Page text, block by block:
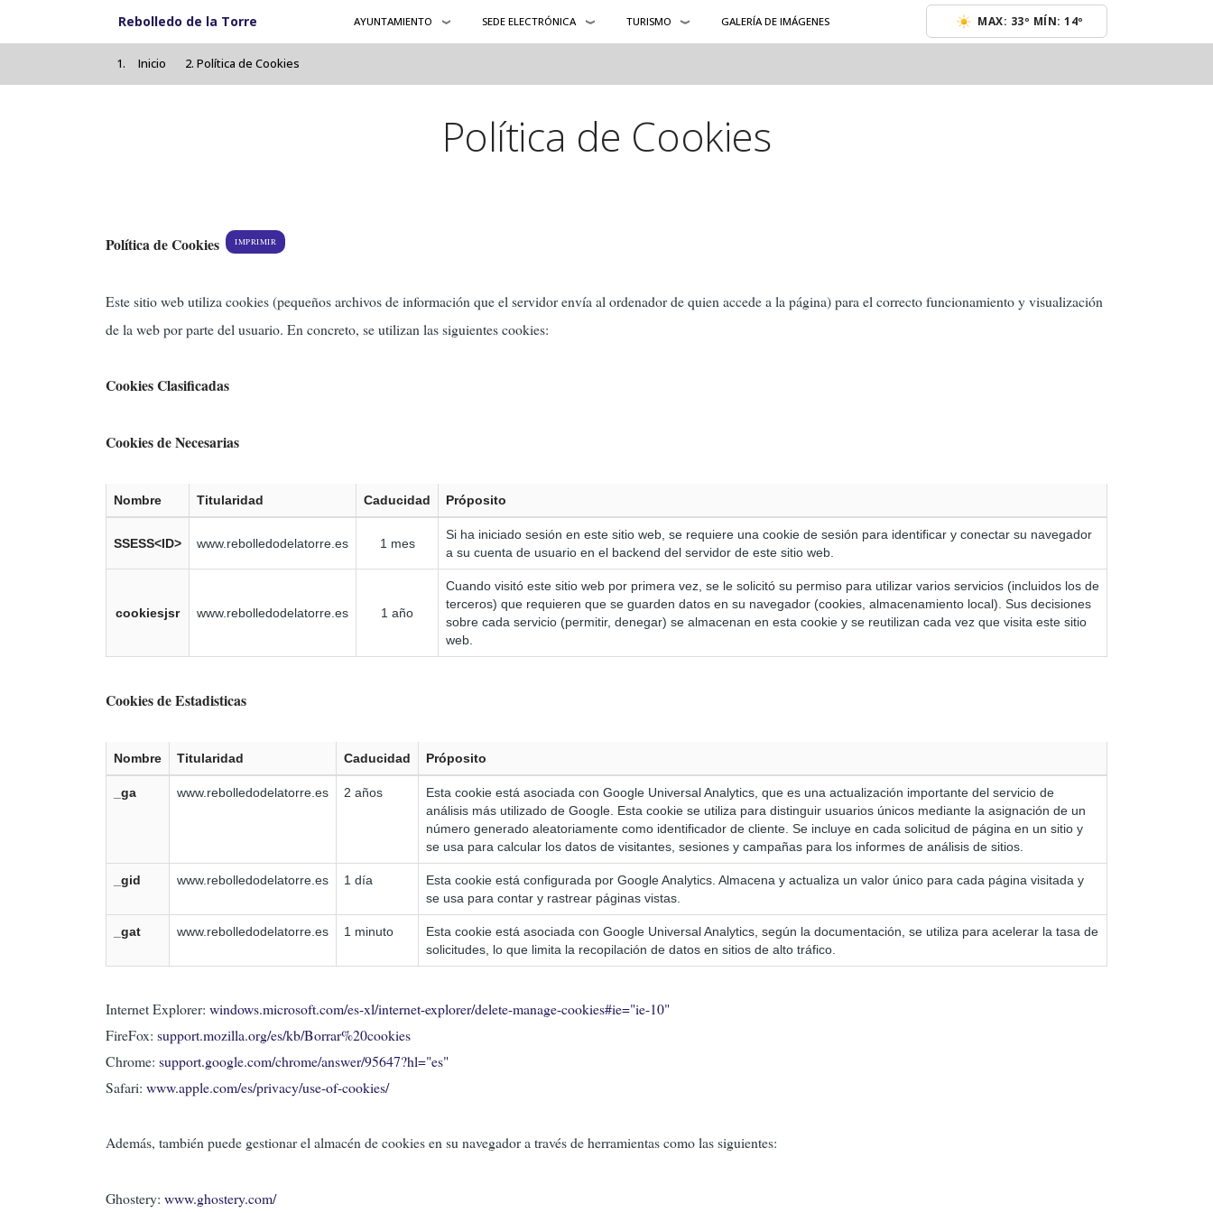
Pasar al contenido principal
Rebolledo de la Torre AYUNTAMIENTO SEDE ELECTRÓNICA TURISMO GALERÍA DE IMÁGENES MAX: 33º MÍN: 14º
Inicio Política de Cookies
Política de Cookies
Política de Cookies IMPRIMIR
Este sitio web utiliza cookies (pequeños archivos de información que el servidor envía al ordenador de quien accede a la página) para el correcto funcionamiento y visualización
de la web por parte del usuario. En concreto, se utilizan las siguientes cookies:
Cookies Clasificadas
Cookies de Necesarias
Nombre Titularidad Caducidad Próposito
SSESS<ID> www.rebolledodelatorre.es 1 mes
Si ha iniciado sesión en este sitio web, se requiere una cookie de sesión para identificar y conectar su navegador
a su cuenta de usuario en el backend del servidor de este sitio web.
cookiesjsr www.rebolledodelatorre.es 1 año
Cuando visitó este sitio web por primera vez, se le solicitó su permiso para utilizar varios servicios (incluidos los de
terceros) que requieren que se guarden datos en su navegador (cookies, almacenamiento local). Sus decisiones
sobre cada servicio (permitir, denegar) se almacenan en esta cookie y se reutilizan cada vez que visita este sitio
web.
Cookies de Estadisticas
Nombre Titularidad Caducidad Próposito
_ga www.rebolledodelatorre.es 2 años
Esta cookie está asociada con Google Universal Analytics, que es una actualización importante del servicio de
análisis más utilizado de Google. Esta cookie se utiliza para distinguir usuarios únicos mediante la asignación de un
número generado aleatoriamente como identificador de cliente. Se incluye en cada solicitud de página en un sitio y
se usa para calcular los datos de visitantes, sesiones y campañas para los informes de análisis de sitios.
_gid www.rebolledodelatorre.es 1 día
Esta cookie está configurada por Google Analytics. Almacena y actualiza un valor único para cada página visitada y
se usa para contar y rastrear páginas vistas.
_gat www.rebolledodelatorre.es 1 minuto
Esta cookie está asociada con Google Universal Analytics, según la documentación, se utiliza para acelerar la tasa de
solicitudes, lo que limita la recopilación de datos en sitios de alto tráfico.
Internet Explorer: windows.microsoft.com/es-xl/internet-explorer/delete-manage-cookies#ie="ie-10"
FireFox: support.mozilla.org/es/kb/Borrar%20cookies
Chrome: support.google.com/chrome/answer/95647?hl="es"
Safari: www.apple.com/es/privacy/use-of-cookies/
Además, también puede gestionar el almacén de cookies en su navegador a través de herramientas como las siguientes:
Ghostery: www.ghostery.com/